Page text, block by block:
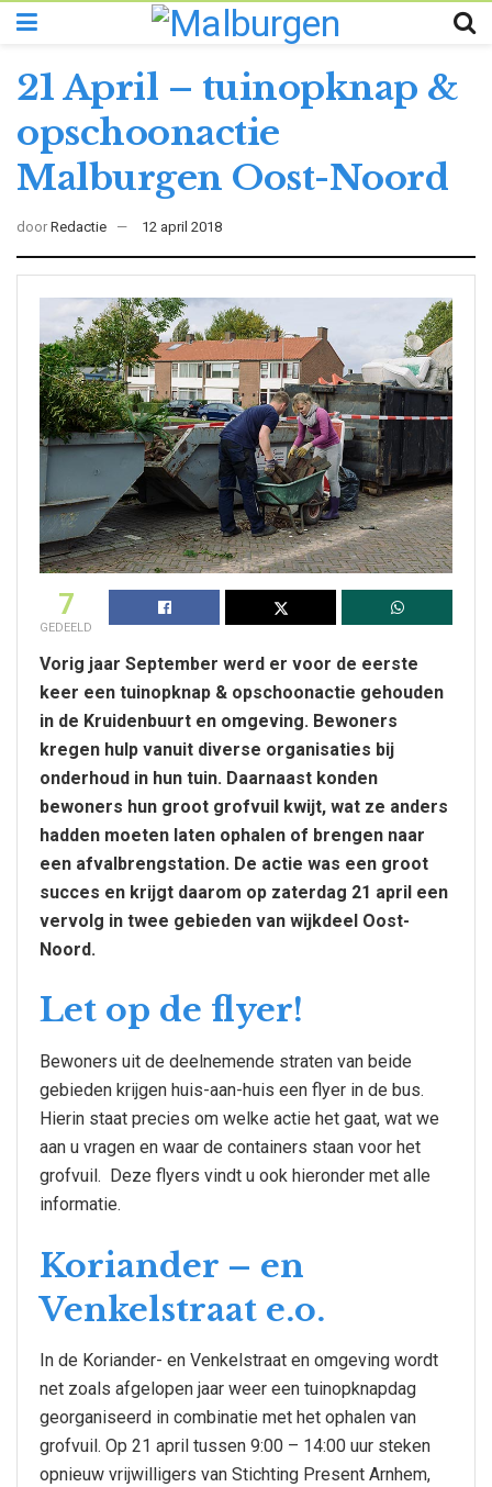
21 April – tuinopknap &
opschoonactie
Malburgen Oost-Noord
door Redactie 12 april 2018
7
GEDEELD
Vorig jaar September werd er voor de eerste
keer een tuinopknap & opschoonactie gehouden
in de Kruidenbuurt en omgeving. Bewoners
kregen hulp vanuit diverse organisaties bij
onderhoud in hun tuin. Daarnaast konden
bewoners hun groot grofvuil kwijt, wat ze anders
hadden moeten laten ophalen of brengen naar
een afvalbrengstation. De actie was een groot
succes en krijgt daarom op zaterdag 21 april een
vervolg in twee gebieden van wijkdeel Oost-
Noord.
Let op de flyer!
Bewoners uit de deelnemende straten van beide
gebieden krijgen huis-aan-huis een flyer in de bus.
Hierin staat precies om welke actie het gaat, wat we
aan u vragen en waar de containers staan voor het
grofvuil. Deze flyers vindt u ook hieronder met alle
informatie.
Koriander – en
Venkelstraat e.o.
In de Koriander- en Venkelstraat en omgeving wordt
net zoals afgelopen jaar weer een tuinopknapdag
georganiseerd in combinatie met het ophalen van
grofvuil. Op 21 april tussen 9:00 – 14:00 uur steken
opnieuw vrijwilligers van Stichting Present Arnhem,